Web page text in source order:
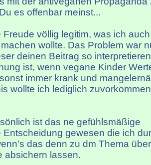
es offenbar meinst...
Freude völlig legitim, was ich
wollte. Das Problem war
deinen Beitrag so
ist, wenn vegane Kinder
immer krank und
wollte ich lediglich
ist das ne gefühlsmäßige
Entscheidung gewesen die ich
das denn zu dm Thema
absichern lassen.